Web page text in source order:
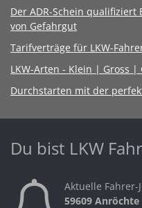
Der ADR-Schein
von Gefahrgut
Tarifverträge für LKW-
LKW-Arten - Klein | Gross |
Durchstarten mit der
Du bist LKW
Aktuelle
59609 Anröchte